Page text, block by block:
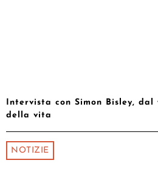
Intervista con Simon Bisley,
della vita
NOTIZIE